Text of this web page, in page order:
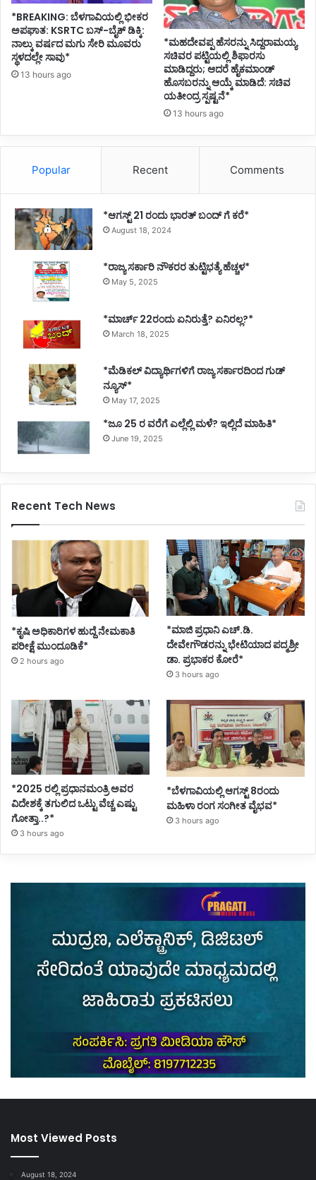
*BREAKING: ಬೆಳಗಾವಿಯಲ್ಲಿ ಭೀಕರ
ಅಪಘಾತ: KSRTC ಬಸ್-ಬೈಕ್ ಡಿಕ್ಕಿ:
ನಾಲ್ಕು ವರ್ಷದ ಮಗು ಸೇರಿ ಮೂವರು
ಸ್ಥಳದಲ್ಲೇ ಸಾವು*
13 hours ago
*ಮಹದೇವಪ್ಪ ಹೆಸರನ್ನು ಸಿದ್ದರಾಮಯ್ಯ
ಸಚಿವರ ಪಟ್ಟಿಯಲ್ಲಿ ಶಿಫಾರಸು
ಮಾಡಿದ್ದರು; ಆದರೆ ಹೈಕಮಾಂಡ್
ಹೊಸಬರನ್ನು ಆಯ್ಕೆ ಮಾಡಿದೆ: ಸಚಿವ
ಯತೀಂದ್ರ ಸ್ಪಷ್ಟನೆ*
13 hours ago
Popular Recent Comments
*ಆಗಸ್ಟ್ 21 ರಂದು ಭಾರತ್‌ ಬಂದ್‌ ಗೆ ಕರೆ*
August 18, 2024
*ರಾಜ್ಯ ಸರ್ಕಾರಿ ನೌಕರರ ತುಟ್ಟಿಭತ್ಯೆ ಹೆಚ್ಚಳ*
May 5, 2025
*ಮಾರ್ಚ್ 22ರಂದು ಏನಿರುತ್ತೆ? ಏನಿರಲ್ಲ?*
March 18, 2025
*ಮೆಡಿಕಲ್ ವಿದ್ಯಾರ್ಥಿಗಳಿಗೆ ರಾಜ್ಯ ಸರ್ಕಾರದಿಂದ ಗುಡ್
ನ್ಯೂಸ್*
May 17, 2025
*ಜೂ 25 ರ ವರೆಗೆ ಎಲ್ಲೆಲ್ಲಿ ಮಳೆ? ಇಲ್ಲಿದೆ ಮಾಹಿತಿ*
June 19, 2025
Recent Tech News
*ಕೃಷಿ ಅಧಿಕಾರಿಗಳ ಹುದ್ದೆ ನೇಮಕಾತಿ
ಪರೀಕ್ಷೆ ಮುಂದೂಡಿಕೆ*
2 hours ago
*ಮಾಜಿ ಪ್ರಧಾನಿ ಎಚ್.ಡಿ.
ದೇವೇಗೌಡರನ್ನು ಭೇಟಿಯಾದ ಪದ್ಮಶ್ರೀ
ಡಾ. ಪ್ರಭಾಕರ ಕೋರೆ*
3 hours ago
*2025 ರಲ್ಲಿ ಪ್ರಧಾನಮಂತ್ರಿ ಅವರ
ವಿದೇಶಕ್ಕೆ ತಗುಲಿದ ಒಟ್ಟು ವೆಚ್ಚ ಎಷ್ಟು
ಗೋತ್ತಾ..?*
3 hours ago
*ಬೆಳಗಾವಿಯಲ್ಲಿ ಆಗಸ್ಟ್ 8ರಂದು
ಮಹಿಳಾ ರಂಗ ಸಂಗೀತ ವೈಭವ*
3 hours ago
Most Viewed Posts
August 18, 2024